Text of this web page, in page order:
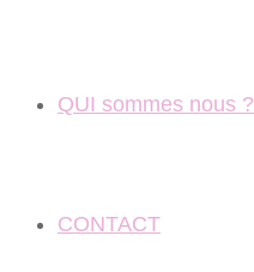
QUI sommes nous ?
CONTACT